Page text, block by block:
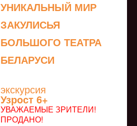
УНИКАЛЬНЫЙ МИР
ЗАКУЛИСЬЯ
БОЛЬШОГО ТЕАТРА
БЕЛАРУСИ
экскурсия
Узрoст 6+
УВАЖАЕМЫЕ ЗРИТЕЛИ!
ПРОДАНО!